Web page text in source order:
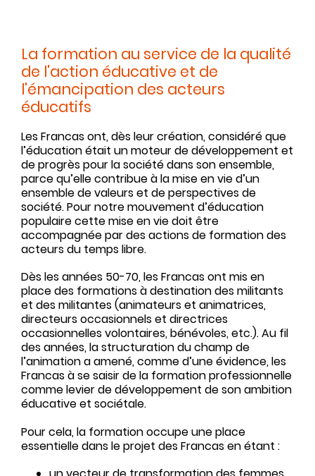
La formation au service de la qualité
de l'action éducative et de
l'émancipation des acteurs
éducatifs
Les Francas ont, dès leur création, considéré que
l’éducation était un moteur de développement et
de progrès pour la société dans son ensemble,
parce qu’elle contribue à la mise en vie d’un
ensemble de valeurs et de perspectives de
société. Pour notre mouvement d’éducation
populaire cette mise en vie doit être
accompagnée par des actions de formation des
acteurs du temps libre.
Dès les années 50-70, les Francas ont mis en
place des formations à destination des militants
et des militantes (animateurs et animatrices,
directeurs occasionnels et directrices
occasionnelles volontaires, bénévoles, etc.). Au fil
des années, la structuration du champ de
l’animation a amené, comme d’une évidence, les
Francas à se saisir de la formation professionnelle
comme levier de développement de son ambition
éducative et sociétale.
Pour cela, la formation occupe une place
essentielle dans le projet des Francas en étant :